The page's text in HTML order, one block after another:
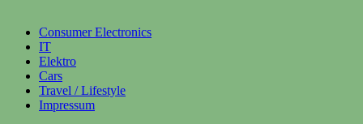
Consumer Electronics
IT
Elektro
Cars
Travel / Lifestyle
Impressum